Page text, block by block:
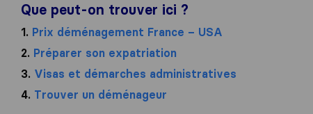
Que peut-on trouver ici ?
1. Prix déménagement France – USA
2. Préparer son expatriation
3. Visas et démarches administratives
4. Trouver un déménageur